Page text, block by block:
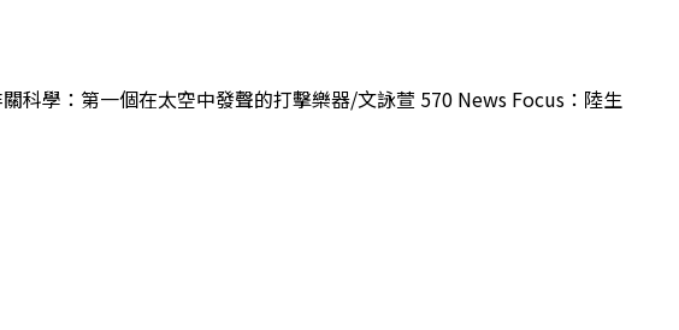
科學：第一個在太空中發聲的打擊樂器/文詠萱 570 News Focus：陸生